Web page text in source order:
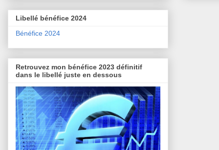
Libellé bénéfice 2024
Bénéfice 2024
Retrouvez mon bénéfice 2023 définitif
dans le libellé juste en dessous